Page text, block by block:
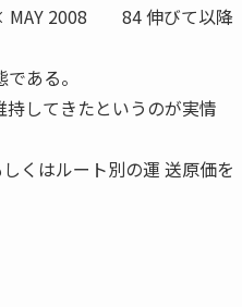
× MAY 2008 84 伸びて以降
ある。
してきたというのが実情
くはルート別の運 送原価を